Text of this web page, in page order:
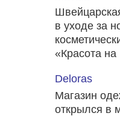
в уходе за
«Красота на
Deloras
Магазин
открылся в